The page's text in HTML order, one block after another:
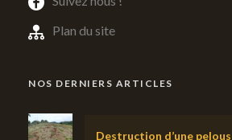
Plan du site
NOS DERNIERS ARTICLES
Destruction d’une